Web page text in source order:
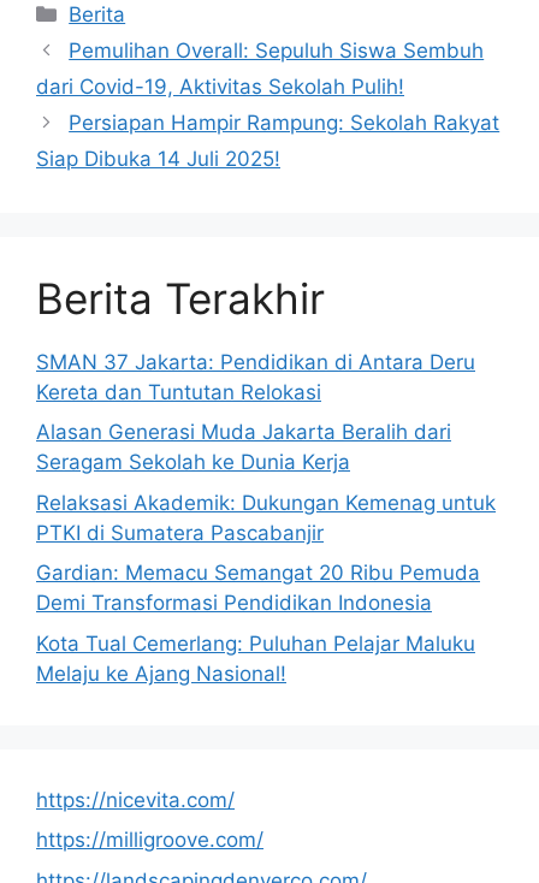
Kategori
Berita
Pemulihan Overall: Sepuluh Siswa Sembuh
dari Covid-19, Aktivitas Sekolah Pulih!
Persiapan Hampir Rampung: Sekolah Rakyat
Siap Dibuka 14 Juli 2025!
Berita Terakhir
SMAN 37 Jakarta: Pendidikan di Antara Deru
Kereta dan Tuntutan Relokasi
Alasan Generasi Muda Jakarta Beralih dari
Seragam Sekolah ke Dunia Kerja
Relaksasi Akademik: Dukungan Kemenag untuk
PTKI di Sumatera Pascabanjir
Gardian: Memacu Semangat 20 Ribu Pemuda
Demi Transformasi Pendidikan Indonesia
Kota Tual Cemerlang: Puluhan Pelajar Maluku
Melaju ke Ajang Nasional!
https://nicevita.com/
https://milligroove.com/